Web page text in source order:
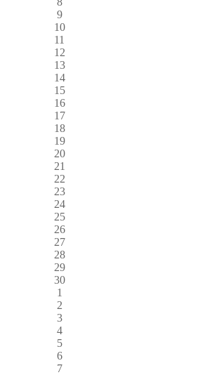
9
10
11
12
13
14
15
16
17
18
19
20
21
22
23
24
25
26
27
28
29
30
1
2
3
4
5
6
7